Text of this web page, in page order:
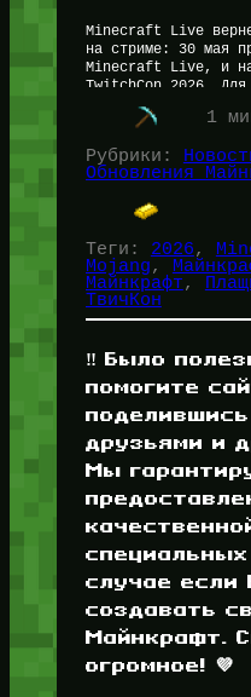
Minecraft Live
на стриме: 30 мая
Minecraft Live, и на
TwitchCon 2026. Для
значит…
1
Рубрики:
Обновления
Теги: 2026,
Mojang,
Майнкрафт,
ТвичКон
‼️ Было
помогите
друзьями и
Мы
случае если
создавать
Майнкрафт.
огромное! 💜